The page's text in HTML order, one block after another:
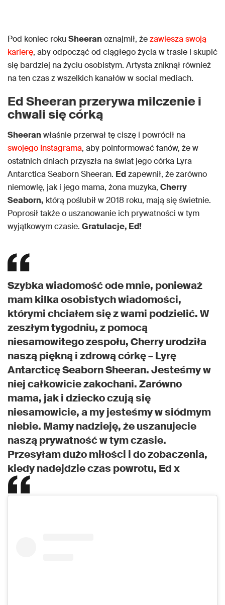
Pod koniec roku Sheeranoznajmił, żezawiesza swoją
karierę, aby odpocząć od ciągłego życia w trasie i skupić
się bardziej na życiu osobistym. Artysta zniknął również
na ten czas z wszelkich kanałów w social mediach.
Ed Sheeran przerywa milczenie i
chwali się córką
Sheeranwłaśnie przerwał tę ciszę i powrócił na
swojego Instagrama, aby poinformować fanów, że w
ostatnich dniach przyszła na świat jego córka Lyra
Antarctica Seaborn Sheeran. Edzapewnił, że zarówno
niemowlę, jak i jego mama, żona muzyka, Cherry
Seaborn, którą poślubił w 2018 roku, mają się świetnie.
Poprosił także o uszanowanie ich prywatności w tym
wyjątkowym czasie. Gratulacje, Ed!
Szybka wiadomość ode mnie, ponieważ
mam kilka osobistych wiadomości,
którymi chciałem się z wami podzielić. W
zeszłym tygodniu, z pomocą
niesamowitego zespołu, Cherry urodziła
naszą piękną i zdrową córkę – Lyrę
Antarcticę Seaborn Sheeran. Jesteśmy w
niej całkowicie zakochani. Zarówno
mama, jak i dziecko czują się
niesamowicie, a my jesteśmy w siódmym
niebie. Mamy nadzieję, że uszanujecie
naszą prywatność w tym czasie.
Przesyłam dużo miłości i do zobaczenia,
kiedy nadejdzie czas powrotu, Ed x